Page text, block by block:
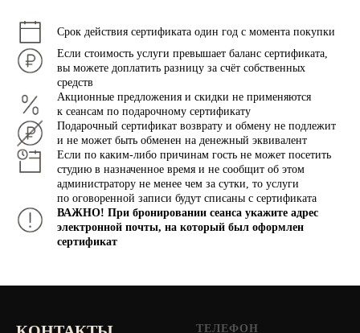
Срок действия сертификата один год с момента покупки
Если стоимость услуги превышает баланс сертификата,
вы можете доплатить разницу за счёт собственных
средств
Акционные предложения и скидки не применяются
к сеансам по подарочному сертификату
Подарочный сертификат возврату и обмену не подлежит
и не может быть обменен на денежный эквивалент
Если по каким-либо причинам гость не может посетить
студию в назначенное время и не сообщит об этом
администратору не менее чем за сутки, то услуги
по оговоренной записи будут списаны с сертификата
ВАЖНО! При бронировании сеанса укажите адрес
электронной почты, на который был оформлен
сертификат
ТЕЛЕФОН